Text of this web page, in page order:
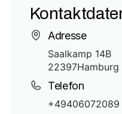
Adresse
Saalkamp 14B
22397Hamburg
Telefon
+49406072089